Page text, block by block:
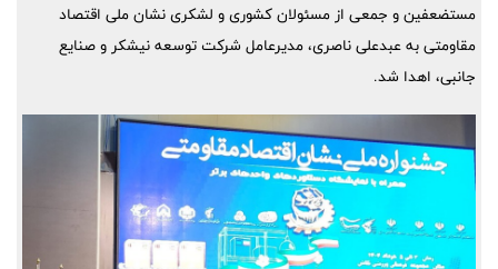
مستضعفین و جمعی از مسئولان کشوری و لشکری نشان ملی اقتصاد
مقاومتی به عبدعلی ناصری، مدیرعامل شرکت توسعه نیشکر و صنایع
جانبی، اهدا شد.